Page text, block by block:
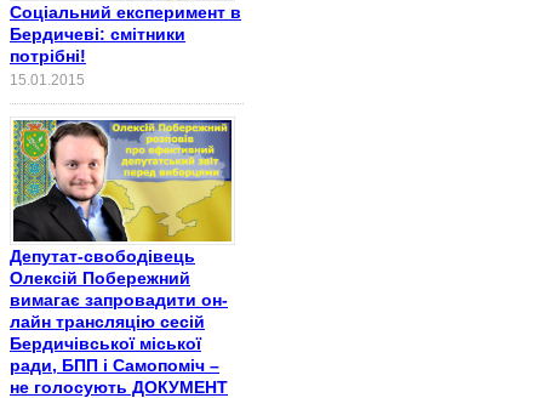
Соціальний експеримент в
Бердичеві: смітники
потрібні!
15.01.2015
Депутат-свободівець
Олексій Побережний
вимагає запровадити он-
лайн трансляцію сесій
Бердичівської міської
ради, БПП і Самопоміч –
не голосують ДОКУМЕНТ